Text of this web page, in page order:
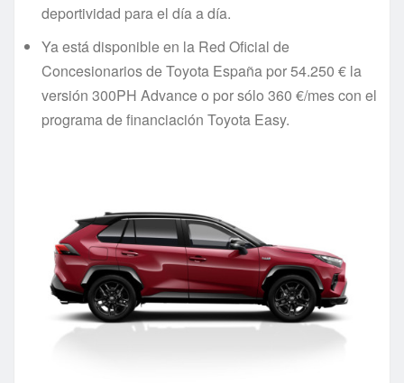
deportividad para el día a día.
Ya está disponible en la Red Oficial de
Concesionarios de Toyota España por 54.250 € la
versión 300PH Advance o por sólo 360 €/mes con el
programa de financiación Toyota Easy.